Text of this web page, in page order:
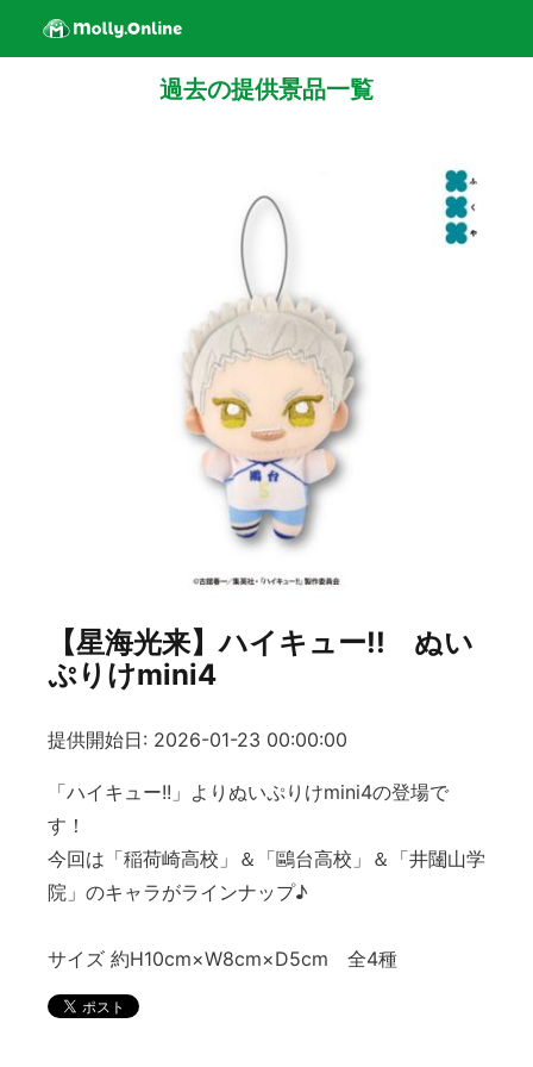
過去の提供景品一覧
【星海光来】ハイキュー!! ぬい
ぷりけmini4
提供開始日: 2026-01-23 00:00:00
「ハイキュー!!」よりぬいぷりけmini4の登場で
す！
今回は「稲荷崎高校」＆「鷗台高校」＆「井闥山学
院」のキャラがラインナップ♪
サイズ 約H10cm×W8cm×D5cm 全4種